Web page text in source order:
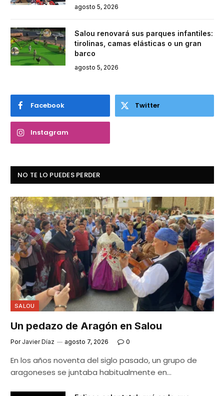
agosto 5, 2026
Salou renovará sus parques infantiles:
tirolinas, camas elásticas o un gran
barco
agosto 5, 2026
Facebook Twitter
Instagram
NO TE LO PUEDES PERDER
SALOU
Un pedazo de Aragón en Salou
Por Javier Díaz agosto 7, 2026 0
En los años noventa del siglo pasado, un grupo de
aragoneses se juntaba habitualmente en…